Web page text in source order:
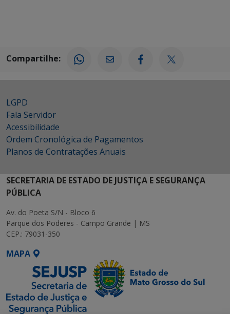
Compartilhe:
LGPD
Fala Servidor
Acessibilidade
Ordem Cronológica de Pagamentos
Planos de Contratações Anuais
SECRETARIA DE ESTADO DE JUSTIÇA E SEGURANÇA
PÚBLICA
Av. do Poeta S/N - Bloco 6
Parque dos Poderes - Campo Grande | MS
CEP.: 79031-350
MAPA